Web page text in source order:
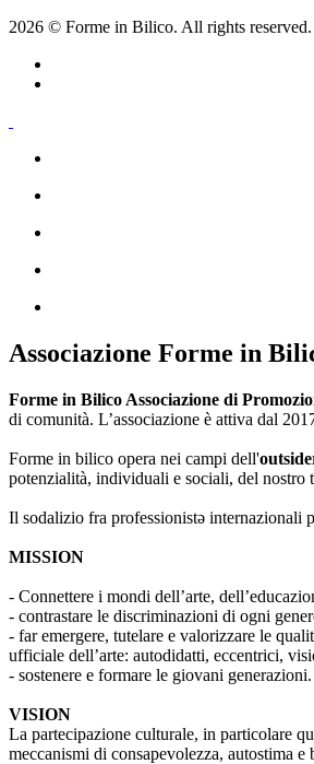
2026 © Forme in Bilico. All rights reserved.
Associazione Forme in
Forme in Bilico Associazione di
di comunità. L’associazione è attiva dal
Forme in bilico opera nei campi dell'
potenzialità, individuali e sociali, del nostro
Il sodalizio fra professionistə internazionali
MISSION
- Connettere i mondi dell’arte,
- contrastare le discriminazioni di ogni
- far emergere, tutelare e valorizzare le
ufficiale dell’arte: autodidatti, eccentrici,
- sostenere e formare le giovani generazioni.
VISION
La partecipazione culturale, in particolare
meccanismi di consapevolezza, autostima